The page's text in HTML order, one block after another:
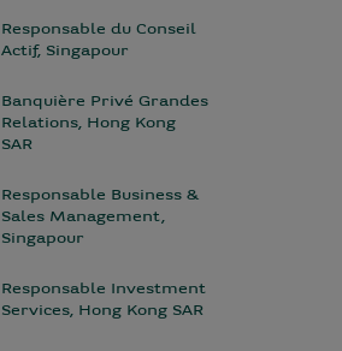
Responsable du Conseil
Actif, Singapour
Banquière Privé Grandes
Relations, Hong Kong
SAR
Responsable Business &
Sales Management,
Singapour
Responsable Investment
Services, Hong Kong SAR